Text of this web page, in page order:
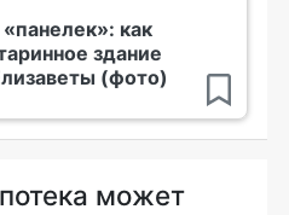
как
здание
(фото)
может